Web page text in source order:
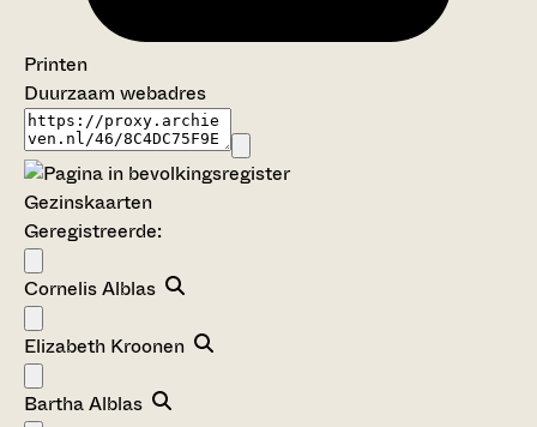
Printen
Duurzaam webadres
Gezinskaarten
Geregistreerde:
Cornelis Alblas
Elizabeth Kroonen
Bartha Alblas